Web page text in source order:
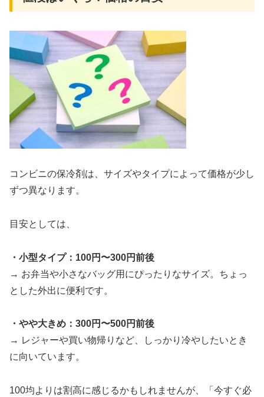
コンビニの保冷剤は、サイズやタイプによって価格が少し
ずつ異なります。
目安としては、
・小型タイプ：100円〜300円前後
→ お弁当や小さなバッグ用にぴったりなサイズ。ちょっ
とした外出に便利です。
・やや大きめ：300円〜500円前後
→ レジャーや買い物帰りなど、しっかり冷やしたいとき
に向いています。
100均よりは割高に感じるかもしれませんが、「今すぐ必